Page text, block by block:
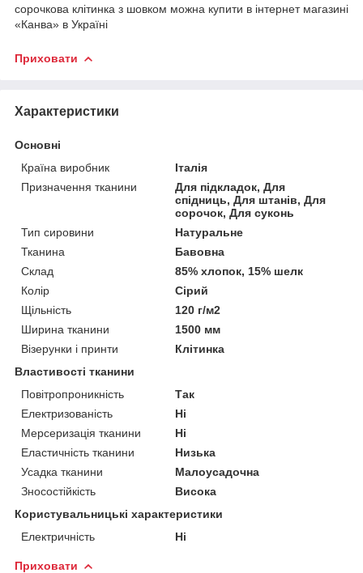
сорочкова клітинка з шовком можна купити в інтернет магазині
«Канва» в Україні
Приховати
Характеристики
Основні
Країна виробник
Італія
Призначення тканини
Для підкладок, Для
спідниць, Для штанів, Для
сорочок, Для суконь
Тип сировини
Натуральне
Тканина
Бавовна
Склад
85% хлопок, 15% шелк
Колір
Сірий
Щільність
120 г/м2
Ширина тканини
1500 мм
Візерунки і принти
Клітинка
Властивості тканини
Повітропроникність
Так
Електризованість
Ні
Мерсеризація тканини
Ні
Еластичність тканини
Низька
Усадка тканини
Малоусадочна
Зносостійкість
Висока
Користувальницькі характеристики
Електричність
Ні
Приховати